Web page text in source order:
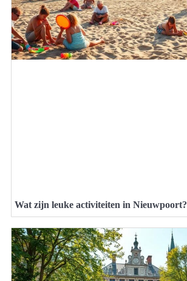
Wat zijn leuke activiteiten in Nieuwpoort?